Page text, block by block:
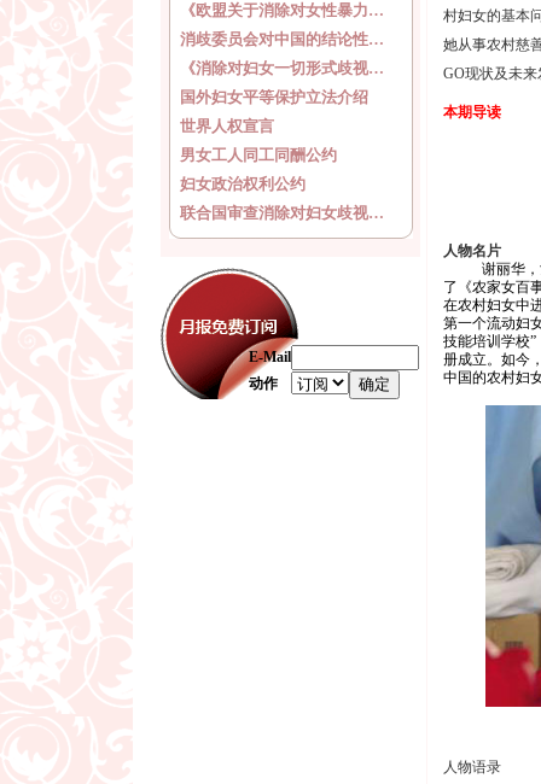
《欧盟关于消除对女性暴力…
消歧委员会对中国的结论性…
《消除对妇女一切形式歧视…
国外妇女平等保护立法介绍
世界人权宣言
男女工人同工同酬公约
妇女政治权利公约
联合国审查消除对妇女歧视…
E-Mail
动作
村妇女的基本
她从事农村慈
GO现状及未
本期导读
人物名片
谢丽华
了《农家女百
在农村妇女中
第一个流动妇
技能培训学校
册成立。如今
中国的农村妇
人物语录